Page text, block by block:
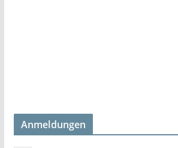
Anmeldungen